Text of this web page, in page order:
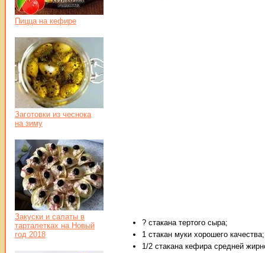
? стакана тертого сыра;
1 стакан муки хорошего качества;
1/2 стакана кефира средней
Пицца на кефире
Заготовки из чеснока
на зиму
Закуски и салаты в
тарталетках на Новый
год 2018